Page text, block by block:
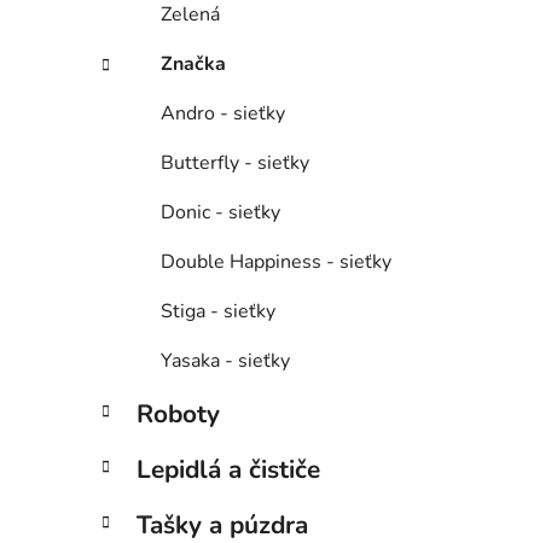
Zelená
Značka
Andro - sieťky
Butterfly - sieťky
Donic - sieťky
Double Happiness - sieťky
Stiga - sieťky
Yasaka - sieťky
Roboty
Lepidlá a čističe
Tašky a púzdra